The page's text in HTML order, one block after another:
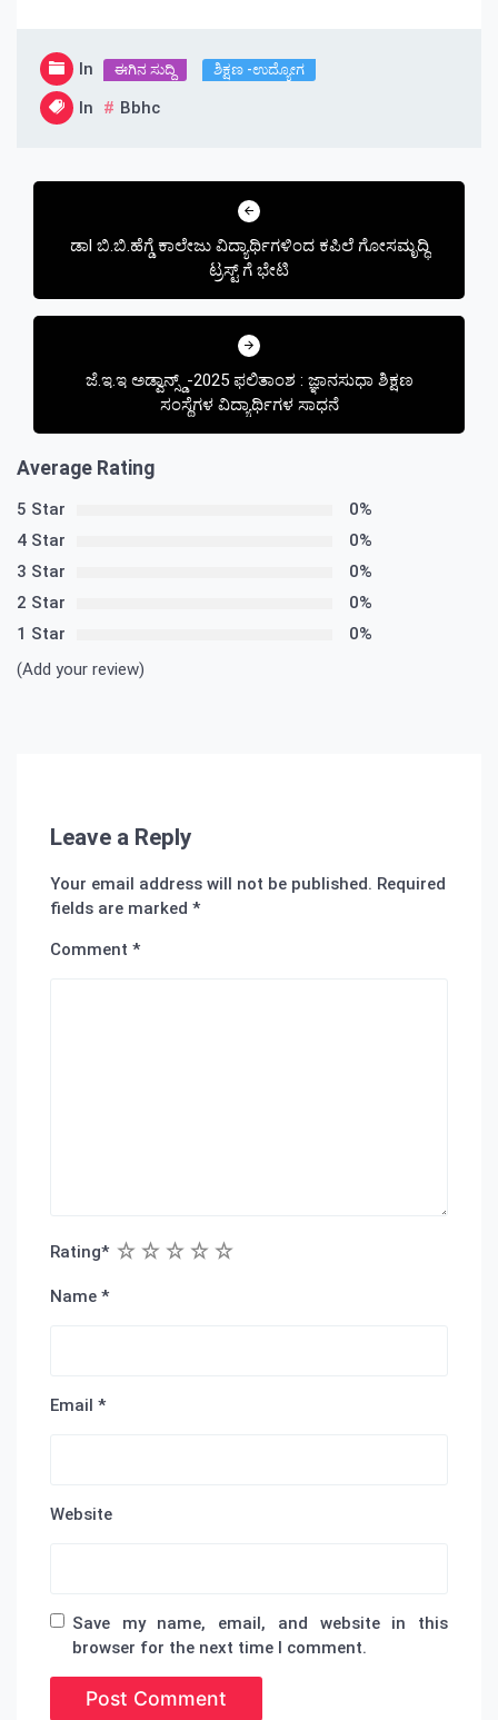
In ಈಗಿನ ಸುದ್ದಿ ಶಿಕ್ಷಣ -ಉದ್ಯೋಗ
In Bbhc
Post
ಡಾl ಬಿ.ಬಿ.ಹೆಗ್ಡೆ ಕಾಲೇಜು ವಿದ್ಯಾರ್ಥಿಗಳಿಂದ ಕಪಿಲೆ ಗೋಸಮೃದ್ಧಿ
ಟ್ರಸ್ಟ್ ಗೆ ಭೇಟಿ
ಜೆ.ಇ.ಇ ಅಡ್ವಾನ್ಸ್ಡ್-2025 ಫಲಿತಾಂಶ : ಜ್ಞಾನಸುಧಾ ಶಿಕ್ಷಣ
ಸಂಸ್ಥೆಗಳ ವಿದ್ಯಾರ್ಥಿಗಳ ಸಾಧನೆ
Average Rating
5 Star
0%
4 Star
0%
3 Star
0%
2 Star
0%
1 Star
0%
(Add your review)
Leave a Reply
Your email address will not be published. Required
fields are marked *
Comment *
Rating* 5
4
3
2
1
Name *
Email *
Website
Save my name, email, and website in this
browser for the next time I comment.